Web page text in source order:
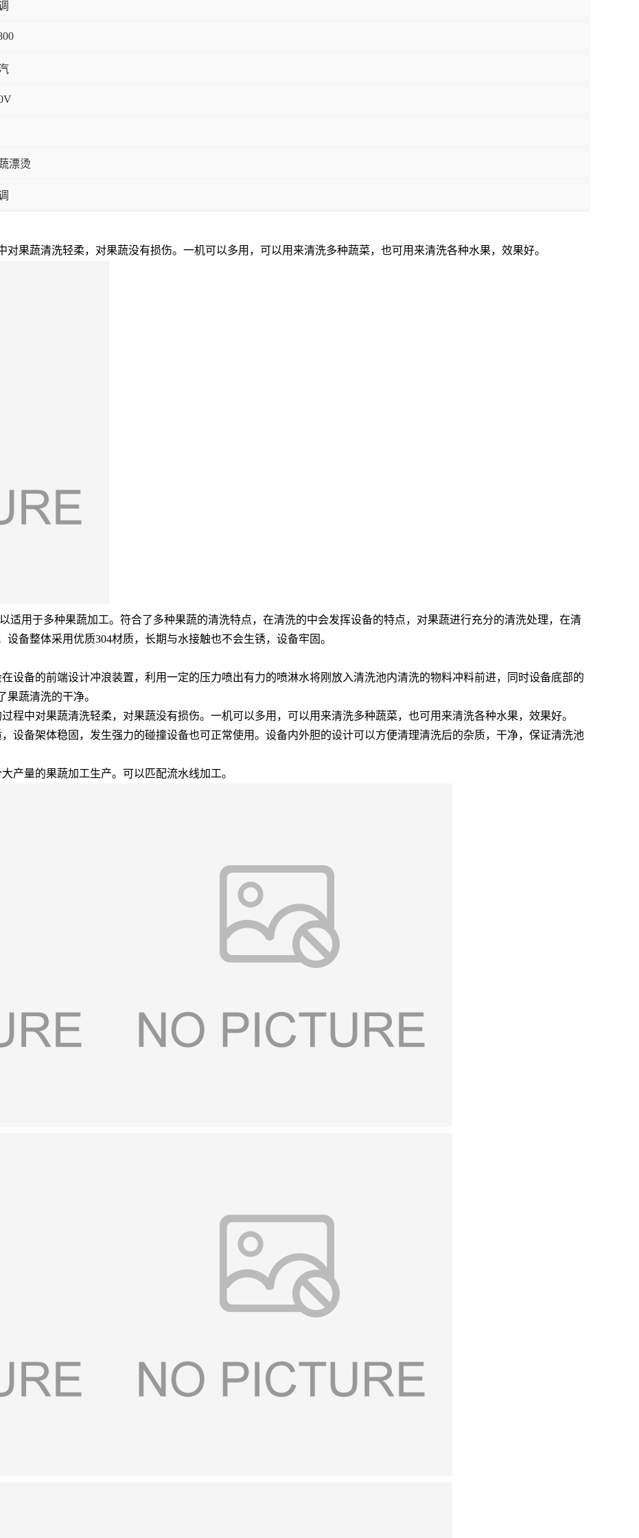
漂烫
果蔬清洗轻柔，对果蔬没有损伤。一机可以多用，可以用来清洗多种蔬菜，也可用来清洗各种水果，效果好。
适用于多种果蔬加工。符合了多种果蔬的清洗特点，在清洗的中会发挥设备的特点，对果蔬进行充分的清洗处理，在清
备整体采用优质304材质，长期与水接触也不会生锈，设备牢固。
设备的前端设计冲浪装置，利用一定的压力喷出有力的喷淋水将刚放入清洗池内清洗的物料冲料前进，同时设备底部的
蔬清洗的干净。
程中对果蔬清洗轻柔，对果蔬没有损伤。一机可以多用，可以用来清洗多种蔬菜，也可用来清洗各种水果，效果好。
设备架体稳固，发生强力的碰撞设备也可正常使用。设备内外胆的设计可以方便清理清洗后的杂质，干净，保证清洗池
产量的果蔬加工生产。可以匹配流水线加工。